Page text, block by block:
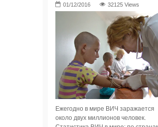
32125 Views
Ежегодно в мире ВИЧ заражается
около двух миллионов человек.